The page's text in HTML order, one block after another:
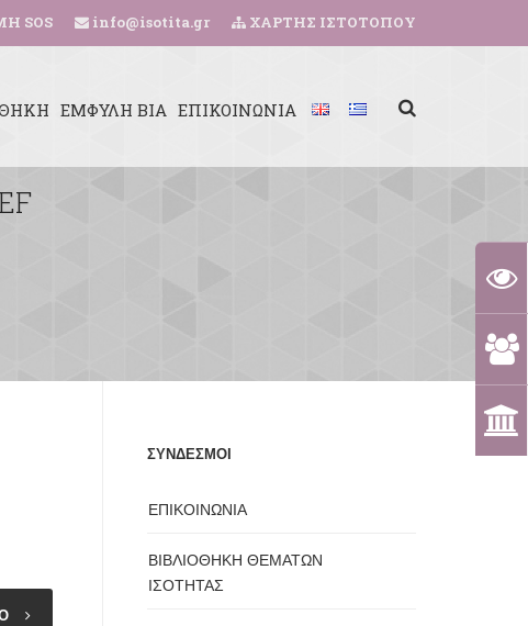
SOS info@isotita.gr ΧΑΡΤΗΣ ΙΣΤΟΤΟΠΟΥ
ΕΜΦΥΛΗ ΒΙΑ ΕΠΙΚΟΙΝΩΝΙΑ
ΣΥΝΔΕΣΜΟΙ
ΕΠΙΚΟΙΝΩΝΙΑ
ΒΙΒΛΙΟΘΗΚΗ ΘΕΜΑΤΩΝ
ΙΣΟΤΗΤΑΣ